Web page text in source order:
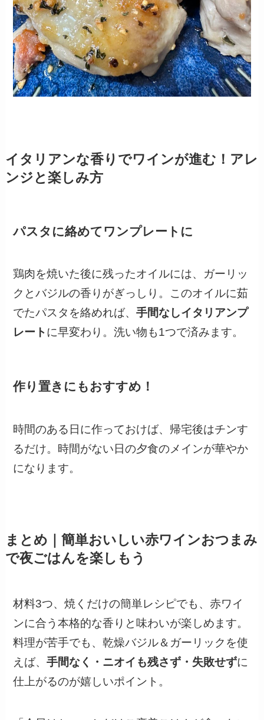
イタリアンな香りでワインが進む！アレ
ンジと楽しみ方
パスタに絡めてワンプレートに
鶏肉を焼いた後に残ったオイルには、ガーリッ
クとバジルの香りがぎっしり。このオイルに茹
でたパスタを絡めれば、手間なしイタリアンプ
レートに早変わり。洗い物も1つで済みます。
作り置きにもおすすめ！
時間のある日に作っておけば、帰宅後はチンす
るだけ。時間がない日の夕食のメインが華やか
になります。
まとめ｜簡単おいしい赤ワインおつまみ
で夜ごはんを楽しもう
材料3つ、焼くだけの簡単レシピでも、赤ワイ
ンに合う本格的な香りと味わいが楽しめます。
料理が苦手でも、乾燥バジル＆ガーリックを使
えば、手間なく・ニオイも残さず・失敗せずに
仕上がるのが嬉しいポイント。